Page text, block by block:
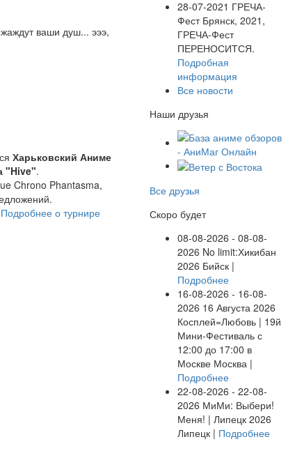
ваши душ... эээ,
Харьковский Аниме
"Hive".
Chrono Phantasma,
Подробнее о турнире
28-07-2021 ГРЕЧА-
Фест Брянск, 2021,
ГРЕЧА-Фест
ПЕРЕНОСИТСЯ.
Подробная
информация
Все новости
Наши друзья
Все друзья
Скоро будет
08-08-2026 - 08-08-
2026 No limit:Хикибан
2026 Бийск |
Подробнее
16-08-2026 - 16-08-
2026 16 Августа 2026
Косплей=Любовь | 19й
Мини-Фестиваль с
12:00 до 17:00 в
Москве Москва |
Подробнее
22-08-2026 - 22-08-
2026 МиМи: Выбери!
Меня! | Липецк 2026
Липецк | Подробнее